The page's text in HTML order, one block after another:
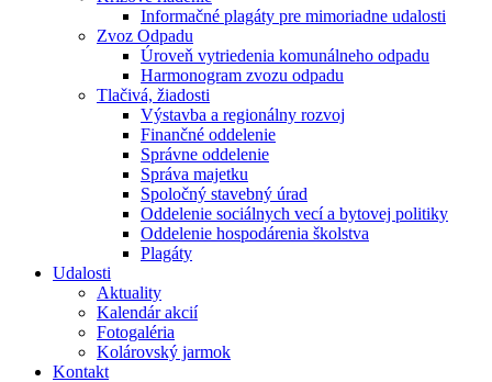
Informačné plagáty pre mimoriadne udalosti
Zvoz Odpadu
Úroveň vytriedenia komunálneho odpadu
Harmonogram zvozu odpadu
Tlačivá, žiadosti
Výstavba a regionálny rozvoj
Finančné oddelenie
Správne oddelenie
Správa majetku
Spoločný stavebný úrad
Oddelenie sociálnych vecí a bytovej politiky
Oddelenie hospodárenia školstva
Plagáty
Udalosti
Aktuality
Kalendár akcií
Fotogaléria
Kolárovský jarmok
Kontakt